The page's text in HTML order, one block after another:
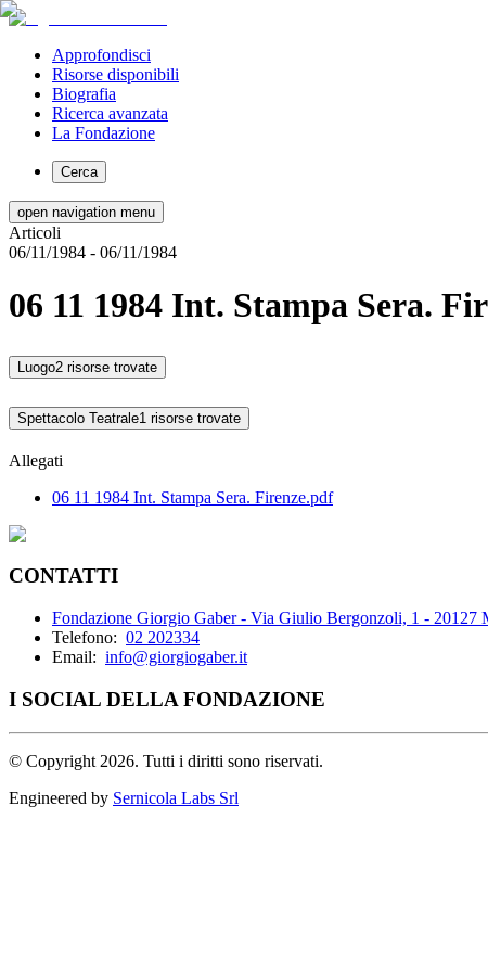
Approfondisci
Risorse disponibili
Biografia
Ricerca avanzata
La Fondazione
Cerca
open navigation menu
Articoli
06/11/1984 - 06/11/1984
06 11 1984 Int. Stampa Sera.
Luogo2 risorse trovate
Spettacolo Teatrale1 risorse trovate
Allegati
06 11 1984 Int. Stampa Sera. Firenze.pdf
CONTATTI
Fondazione Giorgio Gaber - Via Giulio Bergonzoli, 1 - 20127
Telefono: 02 202334
Email: info@giorgiogaber.it
I SOCIAL DELLA FONDAZIONE
© Copyright 2026. Tutti i diritti sono riservati.
Engineered by Sernicola Labs Srl